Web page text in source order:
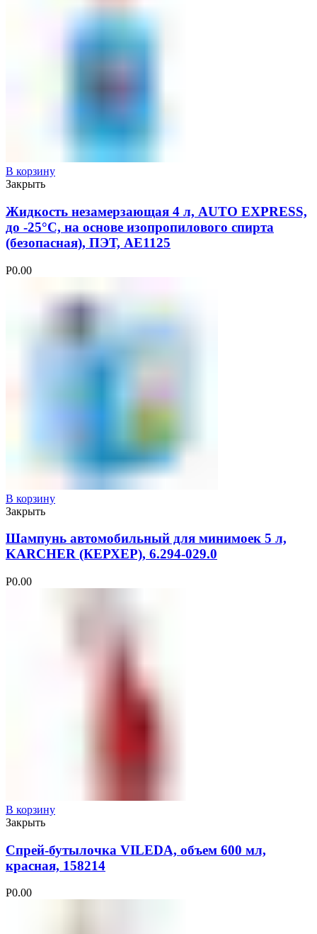
В корзину
Закрыть
Жидкость незамерзающая 4 л, AUTO EXPRESS,
до -25°С, на основе изопропилового спирта
(безопасная), ПЭТ, AE1125
Р0.00
В корзину
Закрыть
Шампунь автомобильный для минимоек 5 л,
KARCHER (КЕРХЕР), 6.294-029.0
Р0.00
В корзину
Закрыть
Спрей-бутылочка VILEDA, объем 600 мл,
красная, 158214
Р0.00